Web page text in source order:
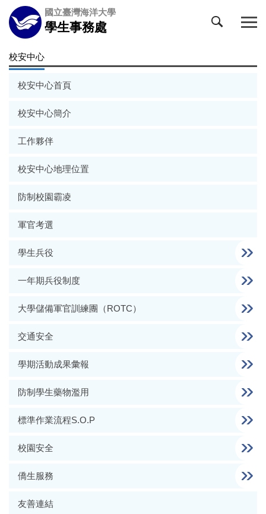
跳
到
主
內
國立臺灣海洋大學
學生事務處
校安中心
校安中心首頁
校安中心簡介
工作夥伴
校安中心地理位置
防制校園霸凌
軍官考選
學生兵役
一年期兵役制度
大學儲備軍官訓練團（ROTC）
交通安全
學期活動成果彙報
防制學生藥物濫用
標準作業流程S.O.P
校園安全
僑生服務
友善連結